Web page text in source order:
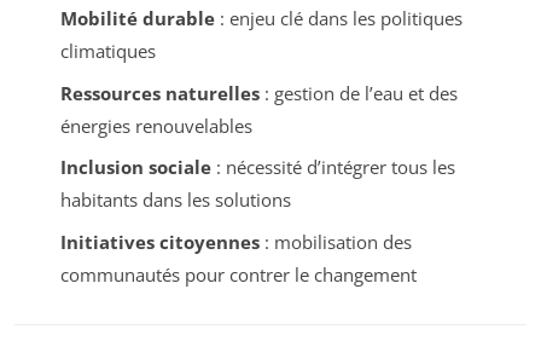
Mobilité durable: enjeu clé dans les politiques
climatiques
Ressources naturelles: gestion de l’eau et des
énergies renouvelables
Inclusion sociale: nécessité d’intégrer tous les
habitants dans les solutions
Initiatives citoyennes: mobilisation des
communautés pour contrer le changement